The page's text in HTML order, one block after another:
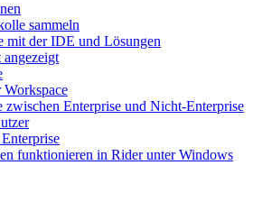
sammeln
mit der IDE und Lösungen
zwischen Enterprise und Nicht-Enterprise
funktionieren in Rider unter Windows